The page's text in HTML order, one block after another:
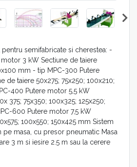
semifabricate si cherestea: -
3 kW Sectiune de taiere
mm - tip MPC-300 Putere
de taiere 50x275; 75x250; 100x210;
400 Putere motor 5,5 kW
375; 75x350; 100x325; 125x250;
600 Putere motor 7,5 kW
100x550; 150x425 mm Sistem
pe masa, cu presor pneumatic Masa
3 m si iesire 2.5 m sau la cerere